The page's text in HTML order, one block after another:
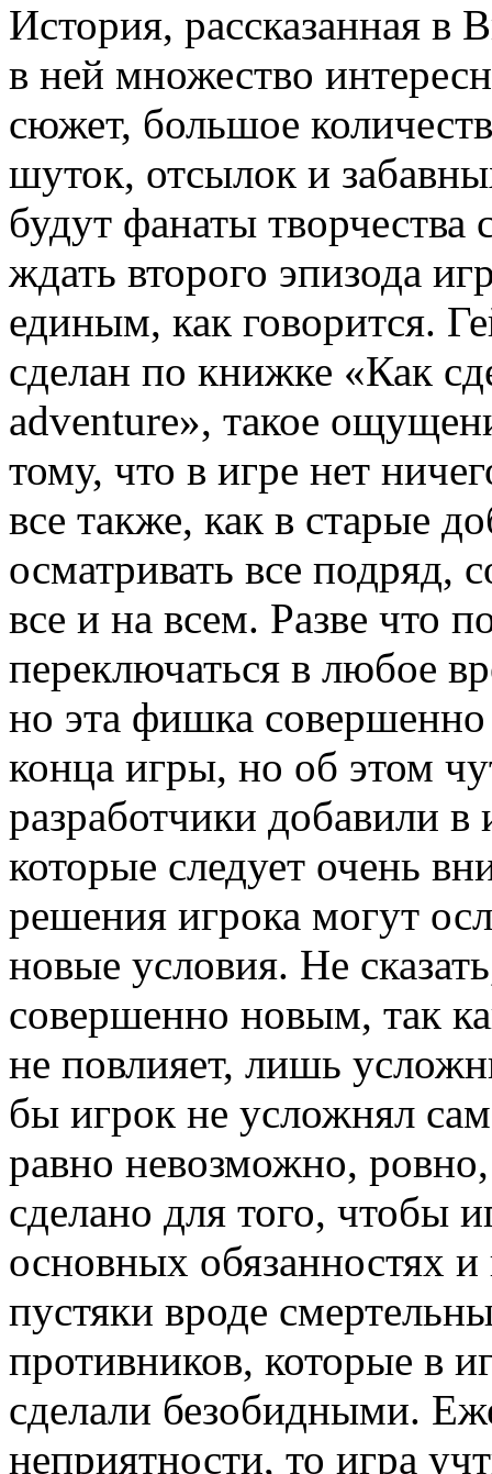
История, рассказанная в
в ней множество
сюжет, большое
шуток, отсылок и
будут фанаты творчества
ждать второго эпизода
единым, как говорится.
сделан по книжке «Как
adventure», такое
тому, что в игре нет
все также, как в старые
осматривать все подряд,
все и на всем. Разве что
переключаться в любое
но эта фишка
конца игры, но об этом
разработчики добавили в
которые следует очень
решения игрока могут
новые условия. Не
совершенно новым, так
не повлияет, лишь
бы игрок не усложнял
равно невозможно,
сделано для того, чтобы
основных обязанностях и
пустяки вроде
противников, которые в
сделали безобидными.
неприятности, то игра